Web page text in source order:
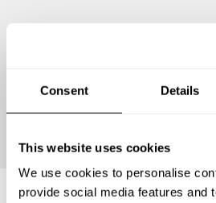
Consent Details
This website uses cookies
We use cookies to personalise
provide social media features and